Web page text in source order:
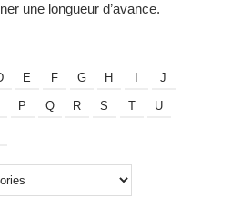
une longueur d’avance.
E F G H J
P Q R S T U